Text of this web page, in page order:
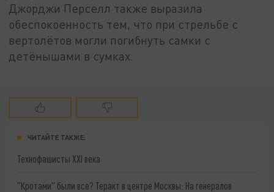
Джорджи Перселл также выразила
обеспокоенность тем, что при стрельбе с
вертолётов могли погибнуть самки с
детёнышами в сумках.
ЧИТАЙТЕ ТАКЖЕ:
Технофашисты XXI века
"Кротами" были все? Теракт в центре Москвы: На генералов